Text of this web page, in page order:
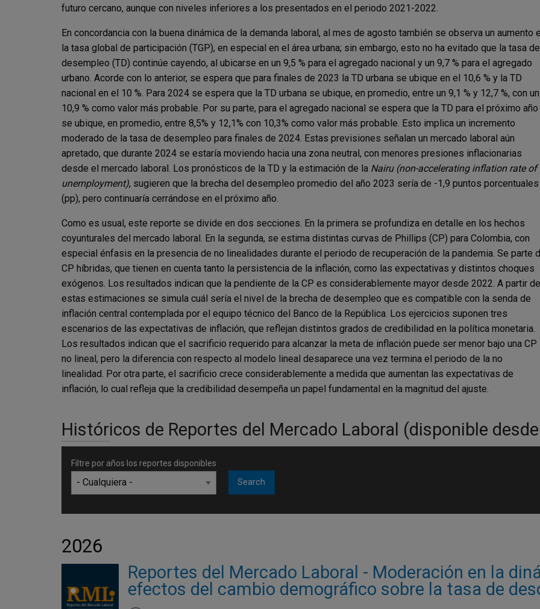
futuro cercano, aunque con niveles inferiores a los presentados en el periodo 2021-2022.
En concordancia con la buena dinámica de la demanda laboral, al mes de agosto también se observa un aumento
la tasa global de participación (TGP), en especial en el área urbana; sin embargo, esto no ha evitado que la tasa de
desempleo (TD) continúe cayendo, al ubicarse en un 9,5 % para el agregado nacional y un 9,7 % para el agregado
urbano. Acorde con lo anterior, se espera que para finales de 2023 la TD urbana se ubique en el 10,6 % y la TD
nacional en el 10 %. Para 2024 se espera que la TD urbana se ubique, en promedio, entre un 9,1 % y 12,7 %, con un
10,9 % como valor más probable. Por su parte, para el agregado nacional se espera que la TD para el próximo año
se ubique, en promedio, entre 8,5% y 12,1% con 10,3% como valor más probable. Esto implica un incremento
moderado de la tasa de desempleo para finales de 2024. Estas previsiones señalan un mercado laboral aún
apretado, que durante 2024 se estaría moviendo hacia una zona neutral, con menores presiones inflacionarias
desde el mercado laboral. Los pronósticos de la TD y la estimación de la Nairu (non-accelerating inflation rate of
unemployment), sugieren que la brecha del desempleo promedio del año 2023 sería de -1,9 puntos porcentuales
(pp), pero continuaría cerrándose en el próximo año.
Como es usual, este reporte se divide en dos secciones. En la primera se profundiza en detalle en los hechos
coyunturales del mercado laboral. En la segunda, se estima distintas curvas de Phillips (CP) para Colombia, con
especial énfasis en la presencia de no linealidades durante el periodo de recuperación de la pandemia. Se parte
CP híbridas, que tienen en cuenta tanto la persistencia de la inflación, como las expectativas y distintos choques
exógenos. Los resultados indican que la pendiente de la CP es considerablemente mayor desde 2022. A partir de
estas estimaciones se simula cuál sería el nivel de la brecha de desempleo que es compatible con la senda de
inflación central contemplada por el equipo técnico del Banco de la República. Los ejercicios suponen tres
escenarios de las expectativas de inflación, que reflejan distintos grados de credibilidad en la política monetaria.
Los resultados indican que el sacrificio requerido para alcanzar la meta de inflación puede ser menor bajo una CP
no lineal, pero la diferencia con respecto al modelo lineal desaparece una vez termina el periodo de la no
linealidad. Por otra parte, el sacrificio crece considerablemente a medida que aumentan las expectativas de
inflación, lo cual refleja que la credibilidad desempeña un papel fundamental en la magnitud del ajuste.
Históricos de Reportes del Mercado Laboral (disponible
Filtre por años los reportes disponibles
2026
Reportes del Mercado Laboral - Moderación en la
efectos del cambio demográfico sobre la tasa de